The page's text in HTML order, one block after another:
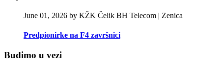
June 01, 2026 by KŽK Čelik BH Telecom | Zenica
Predpionirke na F4 završnici
Budimo u vezi